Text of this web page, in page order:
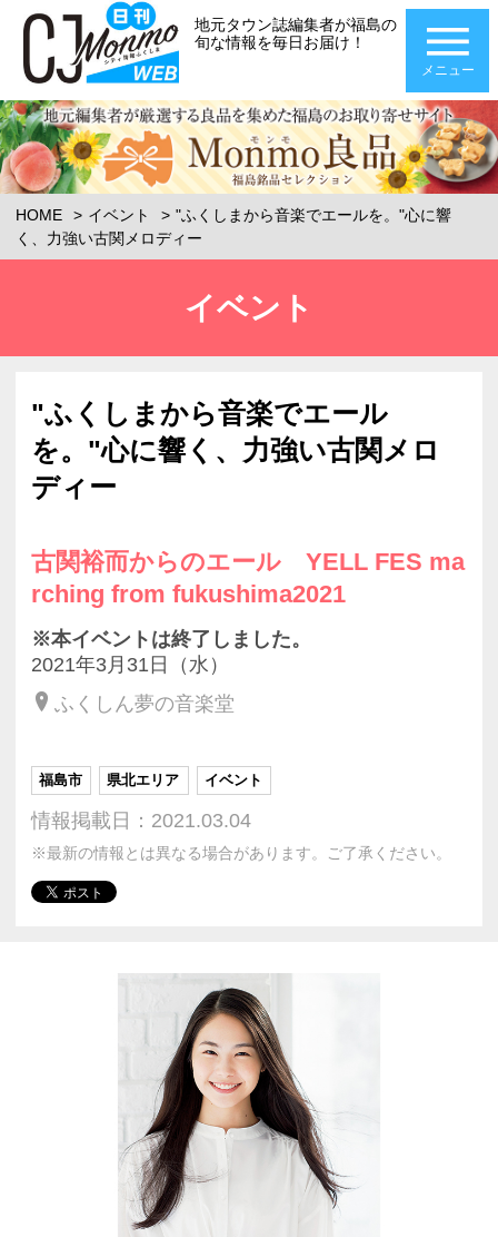
地元タウン誌編集者が福島の
旬な情報を毎日お届け！
メニュー
HOME イベント
"ふくしまから音楽でエールを。"心に響
く、力強い古関メロディー
イベント
"ふくしまから音楽でエール
を。"心に響く、力強い古関メロ
ディー
古関裕而からのエール YELL FES ma
rching from fukushima2021
※本イベントは終了しました。
2021年3月31日（水）
ふくしん夢の音楽堂
福島市 県北エリア イベント
情報掲載日：2021.03.04
※最新の情報とは異なる場合があります。ご了承ください。